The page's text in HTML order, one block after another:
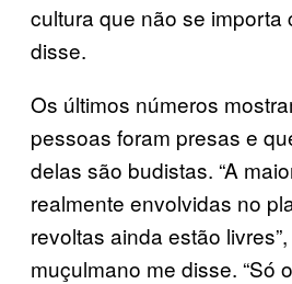
cultura que não se importa
disse.
Os últimos números
pessoas foram presas e
delas são budistas. “A
realmente envolvidas no
revoltas ainda estão
muçulmano me disse. “Só